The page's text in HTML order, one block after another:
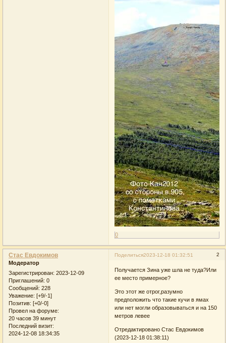
0
Поделиться 2
2023-12-18 01:32:51
Стас Евдокимов
Модератор
Зарегистрирован: 2023-12-09
Приглашений: 0
Сообщений: 228
Уважение: [+9/-1]
Позитив: [+0/-0]
Провел на форуме:
20 часов 39 минут
Последний визит:
2024-12-08 18:34:35
Получается Зина уже шла не туда?Или
ее место примерное?
Это этот же отрог,разумно
предположить что такие кучи в ямах
или нет могли образовываться и на 150
метров левее
Отредактировано Стас Евдокимов
(2023-12-18 01:38:11)